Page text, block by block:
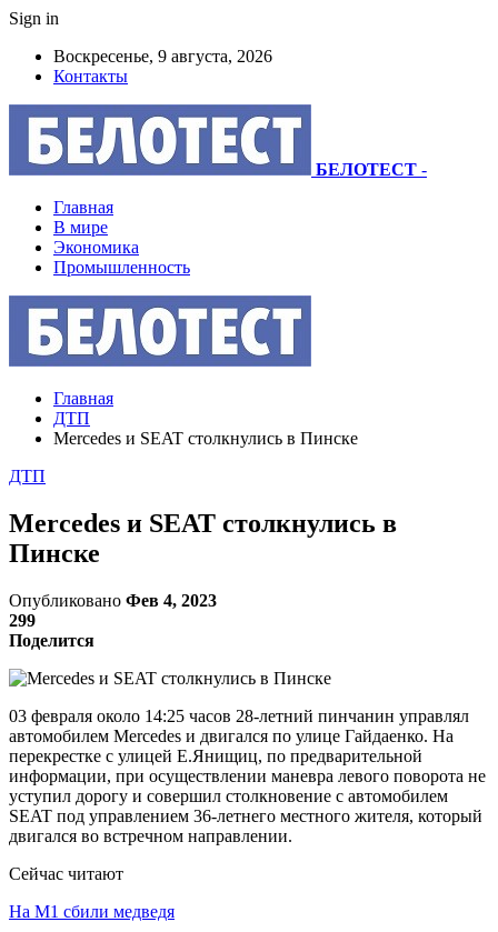
Sign in
Воскресенье, 9 августа, 2026
Контакты
БЕЛОТЕСТ -
Главная
В мире
Экономика
Промышленность
Главная
ДТП
Mercedes и SEAT столкнулись в Пинске
ДТП
Mercedes и SEAT столкнулись в
Пинске
Опубликовано Фев 4, 2023
299
Поделится
03 февраля около 14:25 часов 28-летний пинчанин управлял
автомобилем Mercedes и двигался по улице Гайдаенко. На
перекрестке с улицей Е.Янищиц, по предварительной
информации, при осуществлении маневра левого поворота не
уступил дорогу и совершил столкновение с автомобилем
SEAT под управлением 36-летнего местного жителя, который
двигался во встречном направлении.
Сейчас читают
На М1 сбили медведя